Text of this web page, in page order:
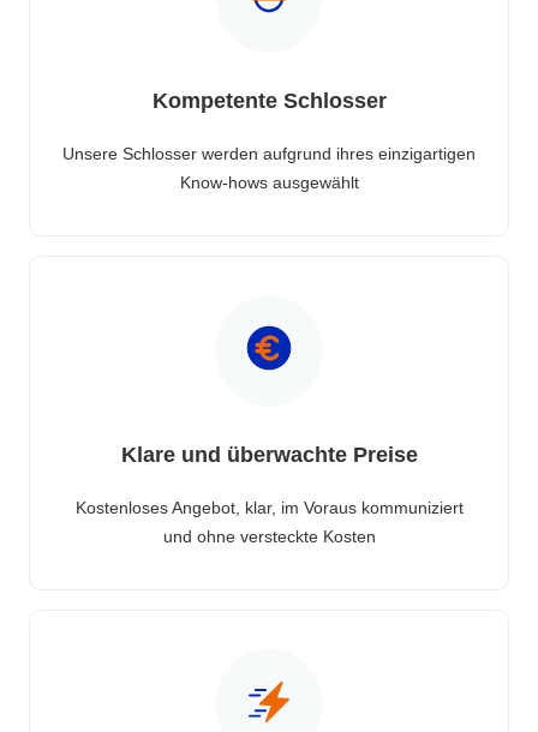
Kompetente Schlosser
Unsere Schlosser werden aufgrund ihres einzigartigen
Know-hows ausgewählt
Klare und überwachte Preise
Kostenloses Angebot, klar, im Voraus kommuniziert
und ohne versteckte Kosten